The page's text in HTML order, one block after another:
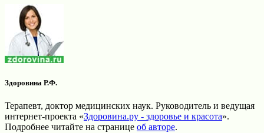
Здоровина Р.Ф.
Терапевт, доктор медицинских наук. Руководитель и ведущая
интернет-проекта «Здоровина.ру - здоровье и красота».
Подробнее читайте на странице об авторе.